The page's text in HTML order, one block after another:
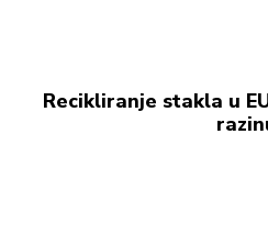
Recikliranje stakla u